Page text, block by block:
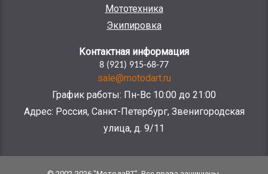
Мототехника
Экипировка
Контактная информация
8 (921) 915-68-77
sale@motodart.ru
График работы: Пн-Вс 10:00 до 21:00
Адрес: Россия, Санкт-Петербург, Звенигородская
улица, д. 9/11